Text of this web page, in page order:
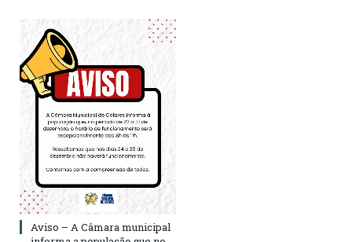
Aviso – A Câmara municipal